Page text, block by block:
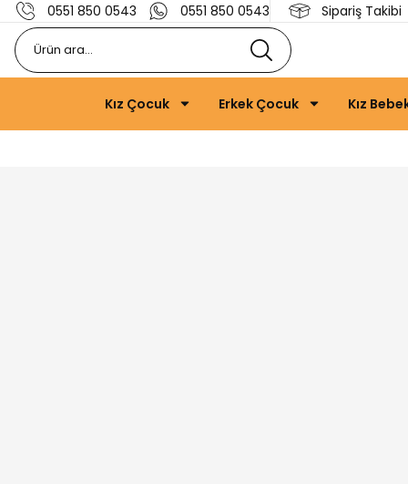
0551 850 0543 0551 850 0543 Sipariş Takibi
Kız Çocuk Erkek Çocuk Kız